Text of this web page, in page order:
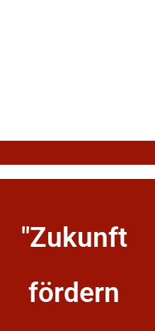
"Zukunft
fördern